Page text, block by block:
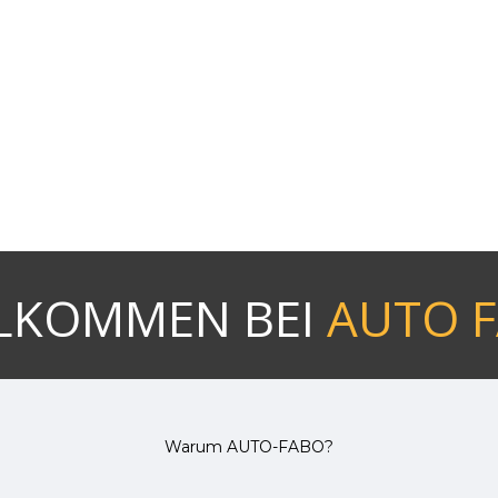
BEI AUTO
Warum AUTO-FABO?